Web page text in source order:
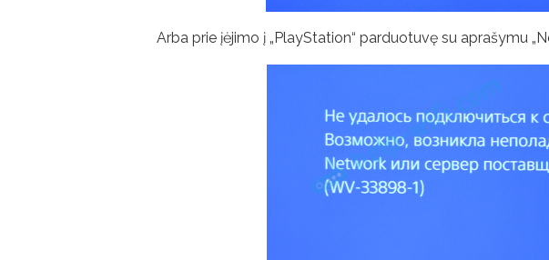
Arba prie įėjimo į „PlayStation“ parduotuvę su aprašymu